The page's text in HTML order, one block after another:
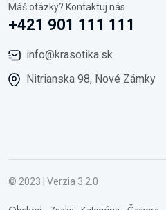
Máš otázky? Kontaktuj nás
+421 901 111 111
info@krasotika.sk
Nitrianska 98, Nové Zámky
© 2023 | Verzia 3.2.0